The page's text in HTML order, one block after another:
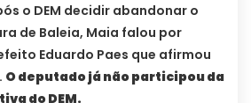
o DEM decidir abandonar o
de Baleia, Maia falou por
Eduardo Paes que afirmou
O deputado já não participou da
do DEM.